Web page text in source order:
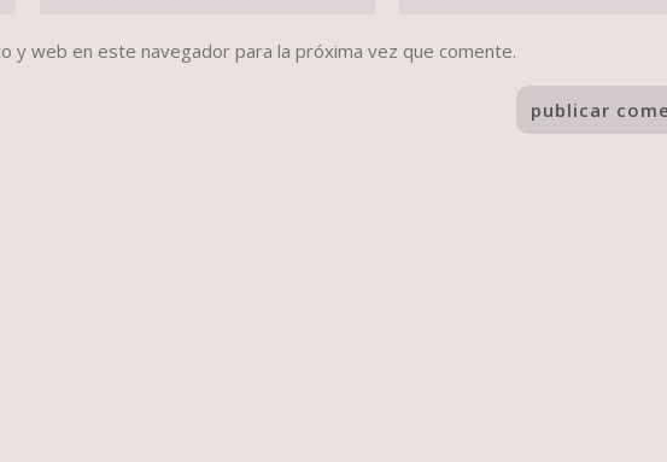
y web en este navegador para la próxima vez que comente.